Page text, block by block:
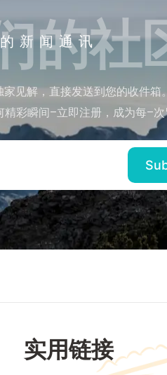
新闻通讯
的社
见解，直接发送到您的收件
彩瞬间–立即注册，成为每–
实用链接